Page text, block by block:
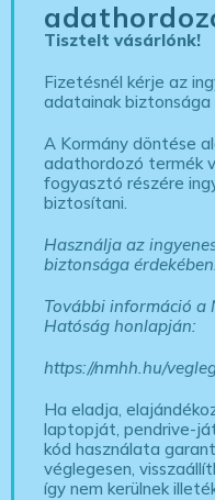
Tisztelt vásárlónk!
Fizetésnél kérje az
adatainak biztonsága
A Kormány döntése
adathordozó termék
fogyasztó részére
biztosítani.
Használja az
biztonsága
További információ a
Hatóság honlapján:
https://nmhh.hu/
Ha eladja,
laptopját, pendrive-
kód használata
véglegesen,
így nem kerülnek